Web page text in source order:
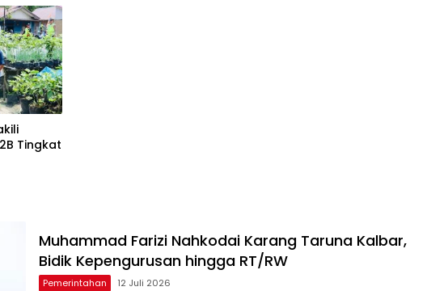
Tingkat
Muhammad Farizi Nahkodai Karang Taruna Kalbar,
Bidik Kepengurusan hingga RT/RW
Pemerintahan 12 Juli 2026